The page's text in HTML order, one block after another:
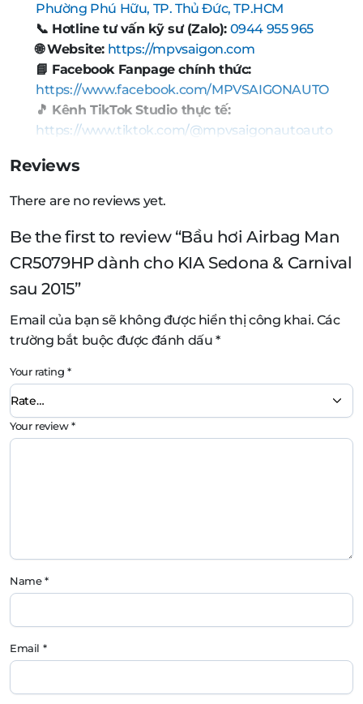
Phường Phú Hữu, TP. Thủ Đức, TP.HCM
📞 Hotline tư vấn kỹ sư (Zalo): 0944 955 965
🌐 Website: https://mpvsaigon.com
📘 Facebook Fanpage chính thức:
https://www.facebook.com/MPVSAIGONAUTO
🎵 Kênh TikTok Studio thực tế:
https://www.tiktok.com/@mpvsaigonautoauto
Reviews
There are no reviews yet.
Be the first to review “Bầu hơi Airbag Man
CR5079HP dành cho KIA Sedona & Carnival
sau 2015”
Email của bạn sẽ không được hiển thị công khai. Các
trường bắt buộc được đánh dấu*
Your rating*
Your review*
Name*
Email *